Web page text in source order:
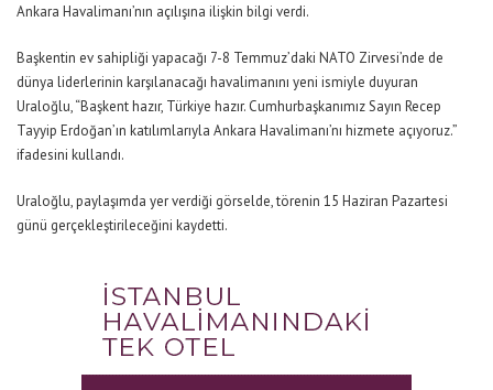
Ankara Havalimanı’nın açılışına ilişkin bilgi verdi.
Başkentin ev sahipliği yapacağı 7-8 Temmuz’daki NATO Zirvesi’nde de
dünya liderlerinin karşılanacağı havalimanını yeni ismiyle duyuran
Uraloğlu, “Başkent hazır, Türkiye hazır. Cumhurbaşkanımız Sayın Recep
Tayyip Erdoğan’ın katılımlarıyla Ankara Havalimanı’nı hizmete açıyoruz.”
ifadesini kullandı.
Uraloğlu, paylaşımda yer verdiği görselde, törenin 15 Haziran Pazartesi
günü gerçekleştirileceğini kaydetti.